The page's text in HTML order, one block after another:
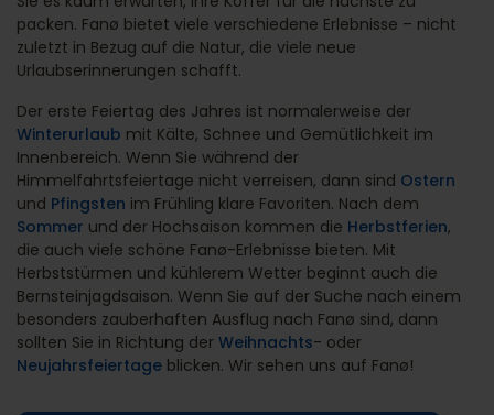
packen. Fanø bietet viele verschiedene Erlebnisse – nicht
zuletzt in Bezug auf die Natur, die viele neue
Urlaubserinnerungen schafft.
Der erste Feiertag des Jahres ist normalerweise der
Winterurlaub mit Kälte, Schnee und Gemütlichkeit im
Innenbereich. Wenn Sie während der
Himmelfahrtsfeiertage nicht verreisen, dann sind Ostern
und Pfingsten im Frühling klare Favoriten. Nach dem
Sommer und der Hochsaison kommen die Herbstferien,
die auch viele schöne Fanø-Erlebnisse bieten. Mit
Herbststürmen und kühlerem Wetter beginnt auch die
Bernsteinjagdsaison. Wenn Sie auf der Suche nach einem
besonders zauberhaften Ausflug nach Fanø sind, dann
sollten Sie in Richtung der Weihnachts- oder
Neujahrsfeiertage blicken. Wir sehen uns auf Fanø!